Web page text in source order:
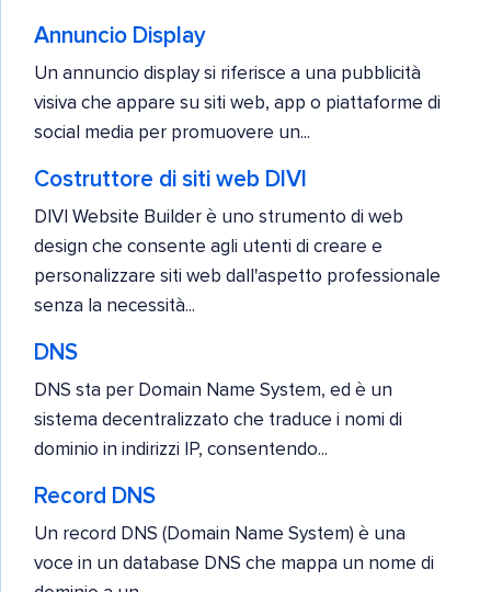
Annuncio Display
Un annuncio display si riferisce a una pubblicità
visiva che appare su siti web, app o piattaforme di
social media per promuovere un...
Costruttore di siti web DIVI
DIVI Website Builder è uno strumento di web
design che consente agli utenti di creare e
personalizzare siti web dall'aspetto professionale
senza la necessità...
DNS
DNS sta per Domain Name System, ed è un
sistema decentralizzato che traduce i nomi di
dominio in indirizzi IP, consentendo...
Record DNS
Un record DNS (Domain Name System) è una
voce in un database DNS che mappa un nome di